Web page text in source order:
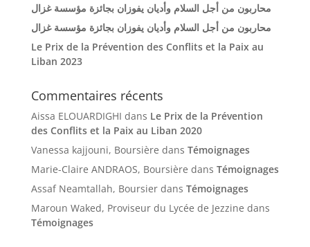
محاربون من أجل السلام وأديان يفوزان بجائزة مؤسسة غزال
محاربون من أجل السلام وأديان يفوزان بجائزة مؤسسة غزال
Le Prix de la Prévention des Conflits et la Paix au
Liban 2023
Commentaires récents
Aissa ELOUARDIGHI dans Le Prix de la Prévention
des Conflits et la Paix au Liban 2020
Vanessa kajjouni, Boursière dans Témoignages
Marie-Claire ANDRAOS, Boursière dans Témoignages
Assaf Neamtallah, Boursierdans Témoignages
Maroun Waked, Proviseur du Lycée de Jezzine dans
Témoignages